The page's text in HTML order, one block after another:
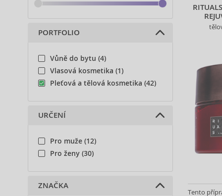
Tento
PORTFOLIO
Vůně do bytu (4)
Vlasová kosmetika (1)
Pleťová a tělová kosmetika (42)
URČENÍ
Pro muže (12)
Pro ženy (30)
ZNAČKA